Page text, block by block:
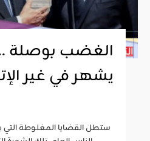
الغضب بوصلة …
يشهر في غير